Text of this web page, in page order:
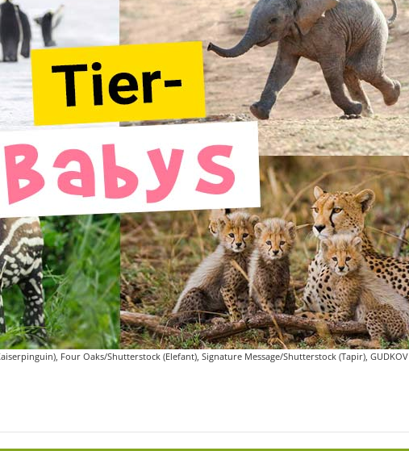
Four Oaks/Shutterstock (Elefant), Signature Message/Shutterstock (Tapir), GUDKOV